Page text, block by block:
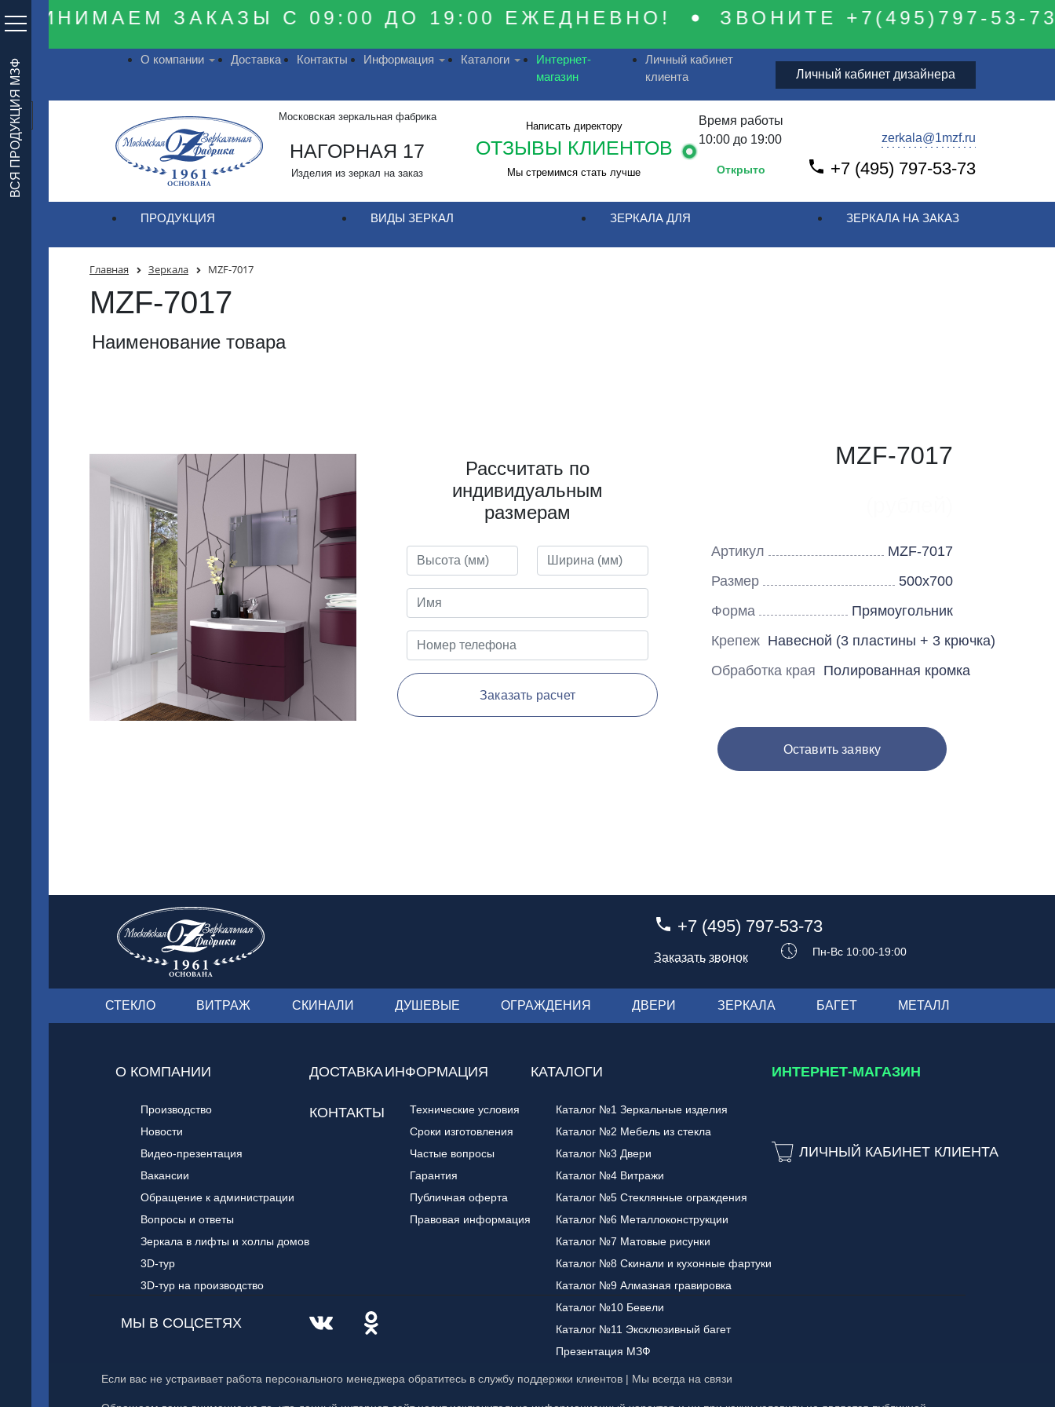
ВСЯ ПРОДУКЦИЯ МЗФ
ЗАКАЗЫ С 09:00 ДО 19:00 ЕЖЕДНЕВНО! ЗВОНИТЕ +7(495)797-53-73
О компании Доставка Контакты Информация Каталоги
Интернет-
магазин
Личный кабинет
клиента
Личный кабинет дизайнера
Московская зеркальная фабрика
НАГОРНАЯ 17
Изделия из зеркал на заказ
Написать директору
ОТЗЫВЫ КЛИЕНТОВ
Мы стремимся стать лучше
Время работы
10:00 до 19:00
Открыто +7 (495) 797-53-73
zerkala@1mzf.ru
ПРОДУКЦИЯ ВИДЫ ЗЕРКАЛ ЗЕРКАЛА ДЛЯ ЗЕРКАЛА НА ЗАКАЗ
Главная Зеркала MZF-7017
MZF-7017
Наименование товара
Рассчитать по
индивидуальным
размерам
Заказать расчет
MZF-7017
Артикул
MZF-7017
Размер
500х700
Форма
Прямоугольник
Крепеж Навесной (3 пластины + 3 крючка)
Обработка края Полированная кромка
Оставить заявку
+7 (495) 797-53-73
Заказать звонок Пн-Вс 10:00-19:00
СТЕКЛО ВИТРАЖ СКИНАЛИ ДУШЕВЫЕ ОГРАЖДЕНИЯ ДВЕРИ ЗЕРКАЛА БАГЕТ МЕТАЛЛ
О КОМПАНИИ
Производство
Новости
Видео-презентация
Вакансии
Обращение к администрации
Вопросы и ответы
Зеркала в лифты и холлы домов
3D-тур
3D-тур на производство
ДОСТАВКА
КОНТАКТЫ
ИНФОРМАЦИЯ
Технические условия
Сроки изготовления
Частые вопросы
Гарантия
Публичная оферта
Правовая информация
КАТАЛОГИ
Каталог №1 Зеркальные изделия
Каталог №2 Мебель из стекла
Каталог №3 Двери
Каталог №4 Витражи
Каталог №5 Стеклянные ограждения
Каталог №6 Металлоконструкции
Каталог №7 Матовые рисунки
Каталог №8 Скинали и кухонные фартуки
Каталог №9 Алмазная гравировка
Каталог №10 Бевели
Каталог №11 Эксклюзивный багет
Презентация МЗФ
ИНТЕРНЕТ-МАГАЗИН
ЛИЧНЫЙ КАБИНЕТ КЛИЕНТА
МЫ В СОЦСЕТЯХ
Если вас не устраивает работа персонального менеджера обратитесь в службу поддержки клиентов | Мы всегда на связи